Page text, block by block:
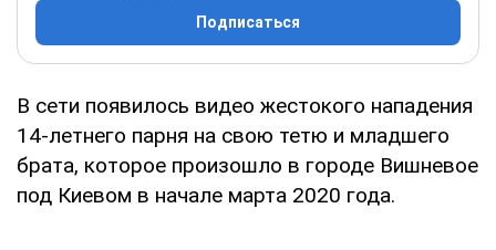
Подписаться
В сети появилось видео жестокого нападения
14-летнего парня на свою тетю и младшего
брата, которое произошло в городе Вишневое
под Киевом в начале марта 2020 года.